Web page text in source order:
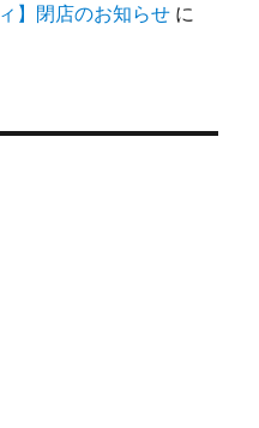
】閉店のお知らせ に